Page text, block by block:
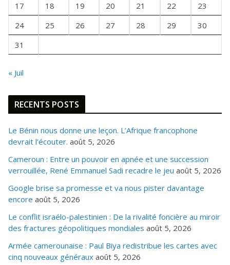
S
17
18 19 20 21 22
23
24
25 26 27 28 29
30
31
« Juil
RECENTS POSTS
Le Bénin nous donne une leçon. L’Afrique francophone
devrait l’écouter. août 5, 2026
Cameroun : Entre un pouvoir en apnée et une succession
verrouillée, René Emmanuel Sadi recadre le jeu août 5, 2026
Google brise sa promesse et va nous pister davantage
encore août 5, 2026
Le conflit israélo-palestinien : De la rivalité foncière au miroir
des fractures géopolitiques mondiales août 5, 2026
Armée camerounaise : Paul Biya redistribue les cartes avec
cinq nouveaux généraux août 5, 2026